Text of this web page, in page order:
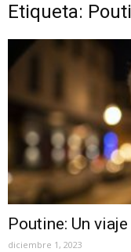
Etiqueta:
Poutine: Un
diciembre 1, 2023